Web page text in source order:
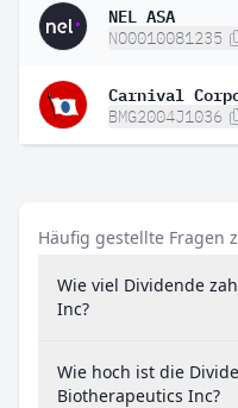
NEL ASA
NO0010081235
Carnival
BMG2004J1036
Häufig gestellte Fragen
Wie viel Dividende
Inc?
Wie hoch ist die
Biotherapeutics Inc?